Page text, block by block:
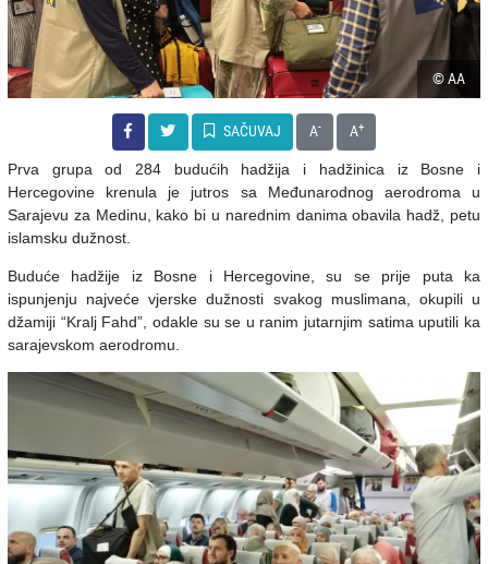
© AA
SAČUVAJ A- A+
Prva grupa od 284 budućih hadžija i hadžinica iz Bosne i
Hercegovine krenula je jutros sa Međunarodnog aerodroma u
Sarajevu za Medinu, kako bi u narednim danima obavila hadž, petu
islamsku dužnost.
Buduće hadžije iz Bosne i Hercegovine, su se prije puta ka
ispunjenju najveće vjerske dužnosti svakog muslimana, okupili u
džamiji “Kralj Fahd”, odakle su se u ranim jutarnjim satima uputili ka
sarajevskom aerodromu.